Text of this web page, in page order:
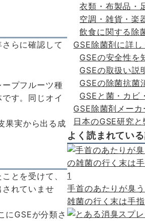
らに確認して
プフルーツ種
す。同じオイ
果実から出る成
とを受けて、
れていませ
にGSEが分類さ
衣類・布製品・
空調・雑貨・楽
飲食に関する除
GSE除菌剤に詳し
GSEの安全性を
GSEの取扱い説
GSEの除菌抗菌
GSEと菌・カビ
GSE除菌剤メー
日本のGSE研究
よく読まれてい
1
手首のあたりが臭
雑菌の行く末は手